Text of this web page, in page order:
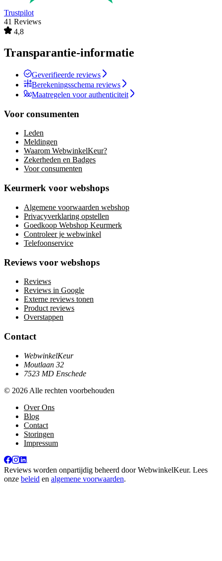
Trustpilot
41 Reviews
4,8
Transparantie-informatie
Geverifieerde reviews
Berekeningsschema reviews
Maatregelen voor authenticiteit
Voor consumenten
Leden
Meldingen
Waarom WebwinkelKeur?
Zekerheden en Badges
Voor consumenten
Keurmerk voor webshops
Algemene voorwaarden webshop
Privacyverklaring opstellen
Goedkoop Webshop Keurmerk
Controleer je webwinkel
Telefoonservice
Reviews voor webshops
Reviews
Reviews in Google
Externe reviews tonen
Product reviews
Overstappen
Contact
WebwinkelKeur
Moutlaan 32
7523 MD Enschede
© 2026 Alle rechten voorbehouden
Over Ons
Blog
Contact
Storingen
Impressum
Reviews worden onpartijdig beheerd doorWebwinkelKeur. Lees
onze beleid en algemene voorwaarden.